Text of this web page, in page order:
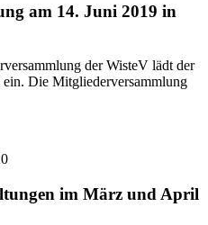
am 14. Juni 2019 in
der WisteV lädt der
Die Mitgliederversammlung
im März und April